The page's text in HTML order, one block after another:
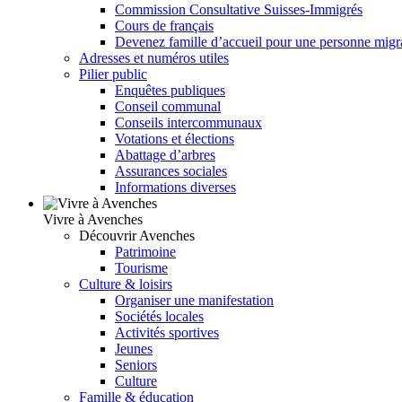
Commission Consultative Suisses-Immigrés
Cours de français
Devenez famille d’accueil pour une personne
Adresses et numéros utiles
Pilier public
Enquêtes publiques
Conseil communal
Conseils intercommunaux
Votations et élections
Abattage d’arbres
Assurances sociales
Informations diverses
Vivre à Avenches
Découvrir Avenches
Patrimoine
Tourisme
Culture & loisirs
Organiser une manifestation
Sociétés locales
Activités sportives
Jeunes
Seniors
Culture
Famille & éducation